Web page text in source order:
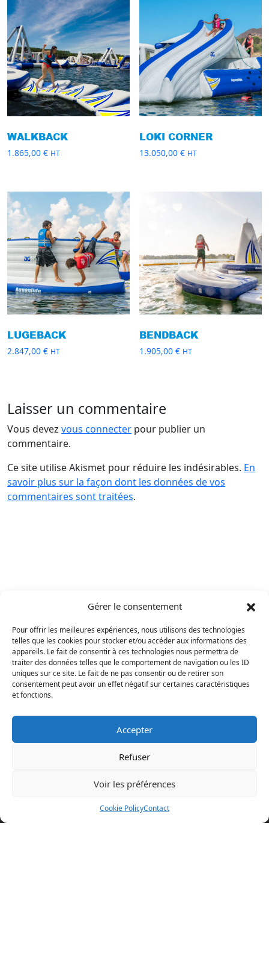
Gérer le consentement
Pour offrir les meilleures expériences, nous utilisons des technologies
telles que les cookies pour stocker et/ou accéder aux informations des
appareils. Le fait de consentir à ces technologies nous permettra de
traiter des données telles que le comportement de navigation ou les ID
uniques sur ce site. Le fait de ne pas consentir ou de retirer son
consentement peut avoir un effet négatif sur certaines caractéristiques
et fonctions.
Accepter
Refuser
Voir les préférences
Cookie PolicyContact
WALKBACK
1.865,00 € HT
LOKI CORNER
13.050,00€ HT
LUGEBACK
2.847,00 € HT
BENDBACK
1.905,00€ HT
Laisser un commentaire
Vous devez vous connecter pour publier un
commentaire.
Ce site utilise Akismet pour réduire les indésirables. En
savoir plus sur la façon dont les données de vos
commentaires sont traitées.
Politique en matière de cookies